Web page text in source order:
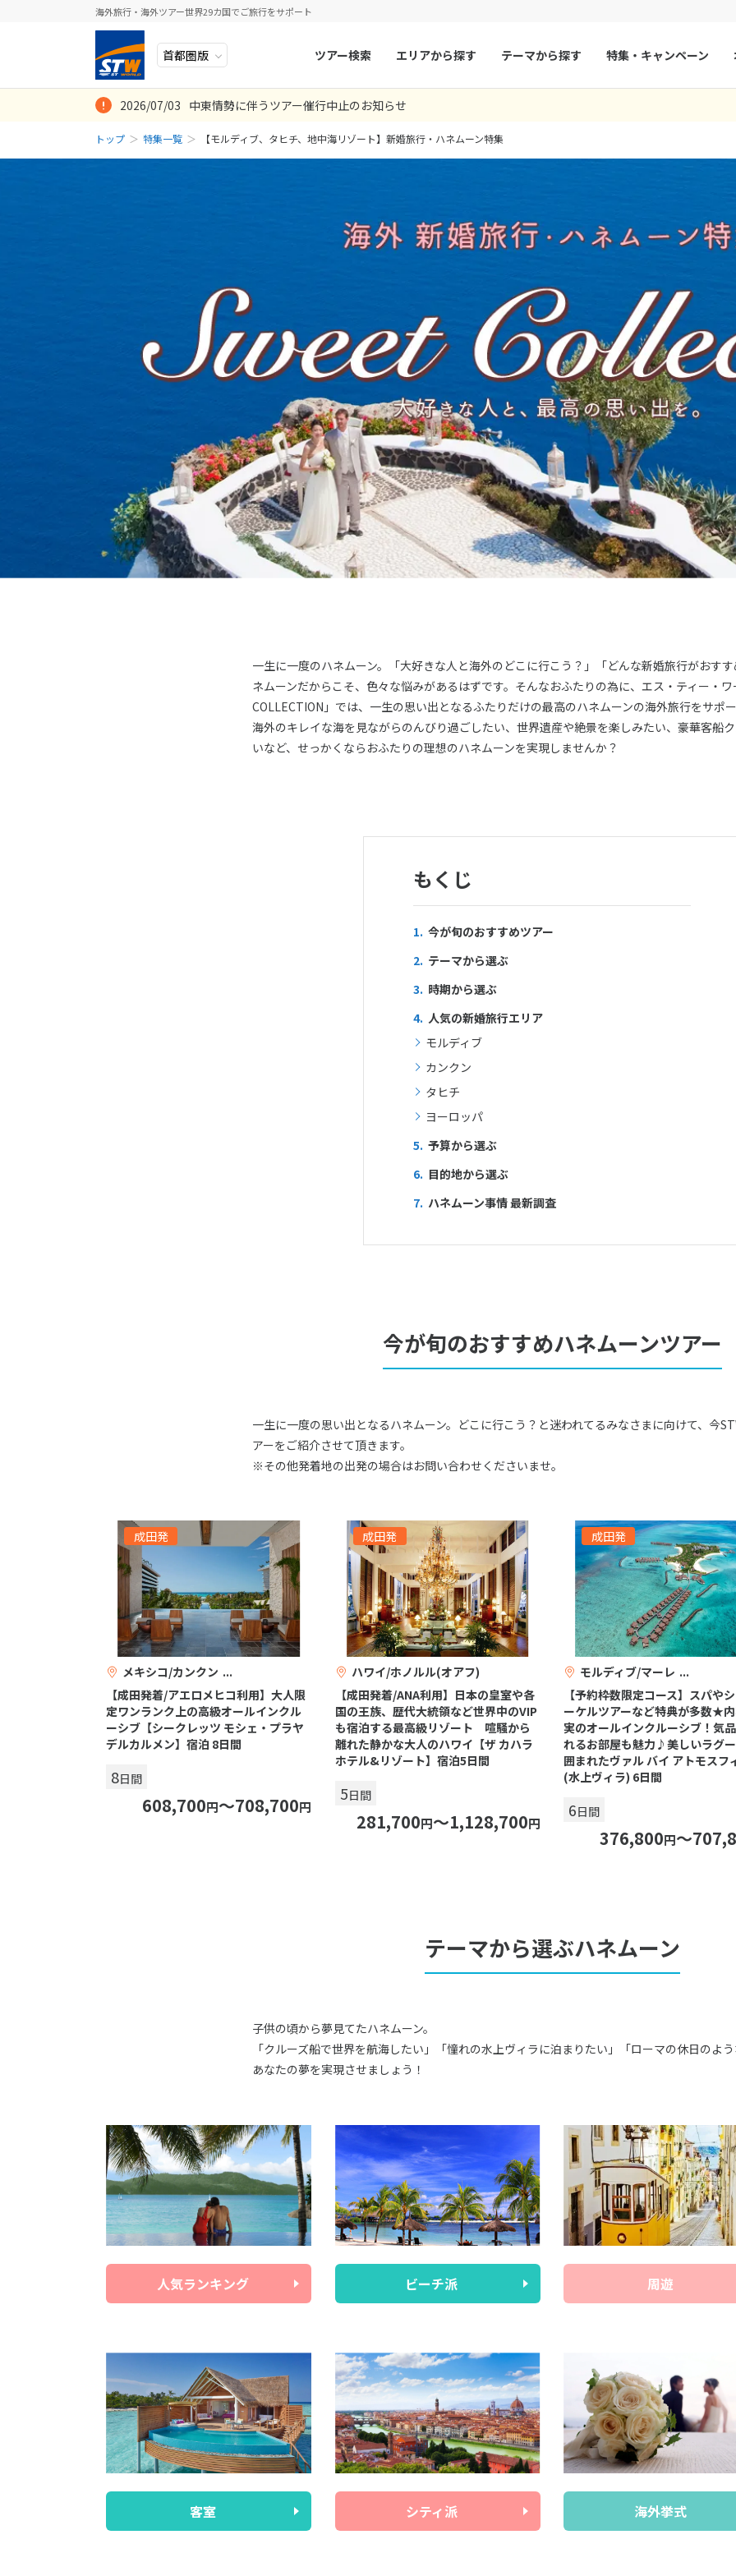
海外旅行・海外ツアー世界29カ国でご旅行をサポート
ツアー検索 エリアから探す
ヨーロッパ
中近東・トルコ
中南米・カリブ海
モルディブ・他インド洋
太平洋地域
オセアニア
イタリア
ドイツ
フランス
ポーランド
スロヴァキア アイスランド
リトアニア ギリシャ
スロヴェニア
モンテネグロ ブルガリア
北マケドニア
ボスニア・ヘルツェゴビナ セルビア
テーマから探す
人気のテーマ
お得な旅
秋旅
年末年始
夏旅
特集・キャンペーン
2026/07/03 中東情勢に伴うツアー催行中止のお知らせ
トップ 特集一覧 【モルディブ、タヒチ、地中海リゾート】新婚旅行・ハネムーン特集
一生に一度のハネムーン。「大好きな人と海外のどこに行こう？」「どんな新婚旅行がおす
ネムーンだからこそ、色々な悩みがあるはずです。そんなおふたりの為に、エス・ティー・
COLLECTION」では、一生の思い出となるふたりだけの最高のハネムーンの海外旅行をサポ
海外のキレイな海を見ながらのんびり過ごしたい、世界遺産や絶景を楽しみたい、豪華客船
いなど、せっかくならおふたりの理想のハネムーンを実現しませんか？
もくじ
1. 今が旬のおすすめツアー
2. テーマから選ぶ
3. 時期から選ぶ
4. 人気の新婚旅行エリア
モルディブ
カンクン
タヒチ
ヨーロッパ
5. 予算から選ぶ
6. 目的地から選ぶ
7. ハネムーン事情 最新調査
今が旬のおすすめハネムーンツアー
一生に一度の思い出となるハネムーン。どこに行こう？と迷われてるみなさまに向けて、今
アーをご紹介させて頂きます。
※その他発着地の出発の場合はお問い合わせくださいませ。
成田発
メキシコ/カンクン
【成田発着/アエロメヒコ利用】大人限
定ワンランク上の高級オールインクル
ーシブ【シークレッツ モシェ・プラヤ
デルカルメン】宿泊 8日間
8日間
608,700円〜708,700円
成田発
ハワイ/ホノルル(オアフ)
【成田発着/ANA利用】日本の皇室や各
国の王族、歴代大統領など世界中のVIP
も宿泊する最高級リゾート 喧騒から
離れた静かな大人のハワイ【ザ カハラ
ホテル&リゾート】宿泊5日間
5日間
281,700円〜1,128,700円
成田発
モルディブ/マーレ
【予約枠数限定コース】スパや
ーケルツアーなど特典が多数★
実のオールインクルーシブ！気
れるお部屋も魅力♪美しいラグ
囲まれたヴァル バイ アトモスフ
(水上ヴィラ) 6日間
6日間
376,800円〜
テーマから選ぶハネムーン
子供の頃から夢見てたハネムーン。
「クルーズ船で世界を航海したい」「憧れの水上ヴィラに泊まりたい」「ローマの休日のよ
あなたの夢を実現させましょう！
人気ランキング ビーチ派 周遊
客室 シティ派 海外挙式